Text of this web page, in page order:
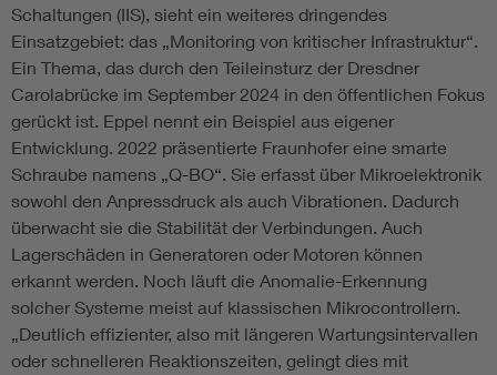
Schaltungen (IIS), sieht ein weiteres dringendes
Einsatzgebiet: das „Monitoring von kritischer Infrastruktur“.
Ein Thema, das durch den Teileinsturz der Dresdner
Carolabrücke im September 2024 in den öffentlichen Fokus
gerückt ist. Eppel nennt ein Beispiel aus eigener
Entwicklung. 2022 präsentierte Fraunhofer eine smarte
Schraube namens „Q-BO“. Sie erfasst über Mikroelektronik
sowohl den Anpressdruck als auch Vibrationen. Dadurch
überwacht sie die Stabilität der Verbindungen. Auch
Lagerschäden in Generatoren oder Motoren können
erkannt werden. Noch läuft die Anomalie-Erkennung
solcher Systeme meist auf klassischen Mikrocontrollern.
„Deutlich effizienter, also mit längeren Wartungsintervallen
oder schnelleren Reaktionszeiten, gelingt dies mit